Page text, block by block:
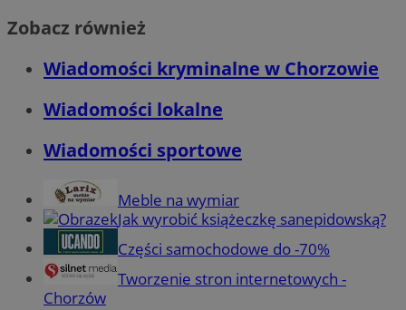
Zobacz również
Wiadomości kryminalne w Chorzowie
Wiadomości lokalne
Wiadomości sportowe
Meble na wymiar
Jak wyrobić książeczkę sanepidowską?
Części samochodowe do -70%
Tworzenie stron internetowych -
Chorzów